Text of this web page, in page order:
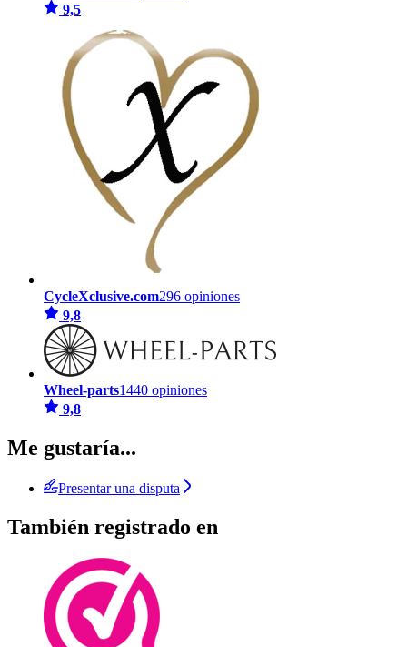
9,5
CycleXclusive.com296 opiniones
9,8
Wheel-parts1440 opiniones
9,8
Me gustaría...
Presentar una disputa
También registrado en